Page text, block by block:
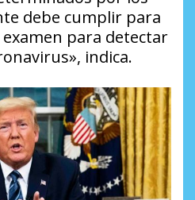
debe cumplir para
para detectar
indica.